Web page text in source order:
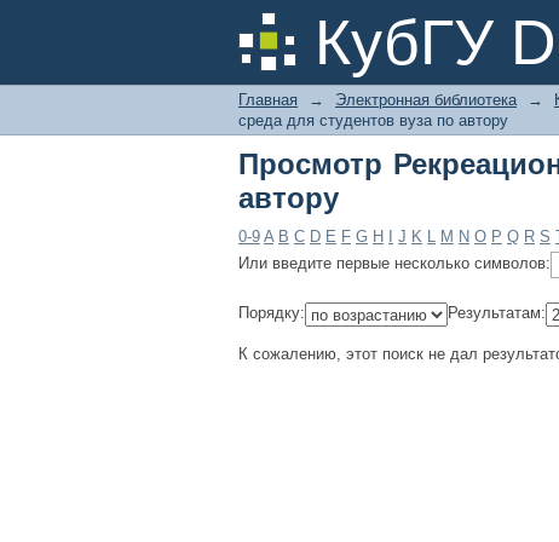
КубГУ
Просмотр
Главная → Электронная библиотека →
среда для студентов вуза по автору
Просмотр
автору
0-9 A B C D E F G H J K L M N O P Q R S
Или введите первые несколько символов:
Порядку: Результатам:
К сожалению, этот поиск не дал